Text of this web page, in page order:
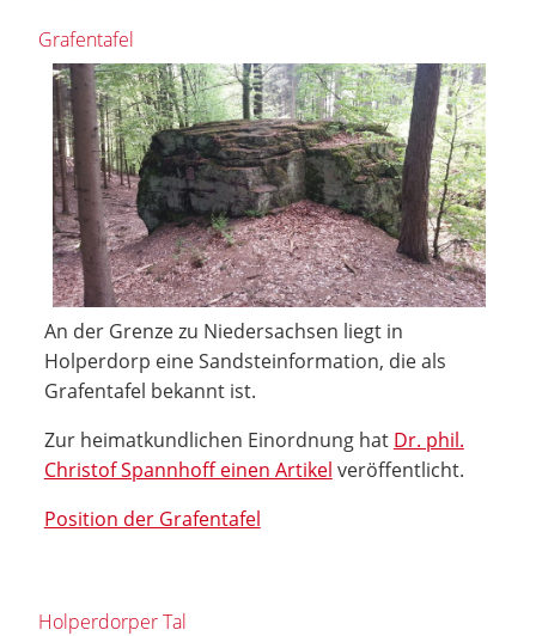
Grafentafel
An der Grenze zu Niedersachsen liegt in
Holperdorp eine Sandsteinformation, die als
Grafentafel bekannt ist.
Zur heimatkundlichen Einordnung hat Dr. phil.
Christof Spannhoff einen Artikel veröffentlicht.
Position der Grafentafel
Holperdorper Tal